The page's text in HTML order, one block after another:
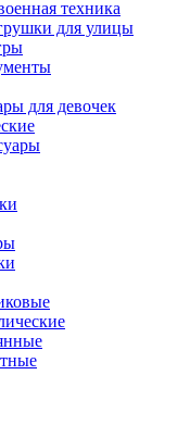
техника
для улицы
для девочек